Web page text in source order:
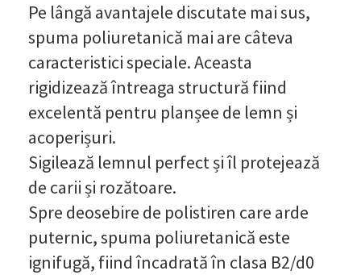
Pe lângă avantajele discutate mai sus,
spuma poliuretanică mai are câteva
caracteristici speciale. Aceasta
rigidizează întreaga structură fiind
excelentă pentru planșee de lemn și
acoperișuri.
Sigilează lemnul perfect și îl protejează
de carii și rozătoare.
Spre deosebire de polistiren care arde
puternic, spuma poliuretanică este
ignifugă, fiind încadrată în clasa B2/d0